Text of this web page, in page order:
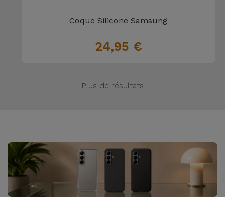
Coque Silicone Samsung
24,95 €
Plus de résultats